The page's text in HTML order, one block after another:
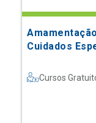
Cuidados
Cursos